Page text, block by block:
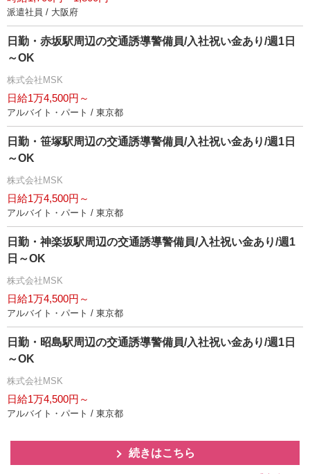
派遣社員 / 大阪府
日勤・赤坂駅周辺の交通誘導警備員/入社祝い金あり/週1日
～OK
株式会社MSK
日給1万4,500円～
アルバイト・パート / 東京都
日勤・笹塚駅周辺の交通誘導警備員/入社祝い金あり/週1日
～OK
株式会社MSK
日給1万4,500円～
アルバイト・パート / 東京都
日勤・神楽坂駅周辺の交通誘導警備員/入社祝い金あり/週1
日～OK
株式会社MSK
日給1万4,500円～
アルバイト・パート / 東京都
日勤・昭島駅周辺の交通誘導警備員/入社祝い金あり/週1日
～OK
株式会社MSK
日給1万4,500円～
アルバイト・パート / 東京都
続きはこちら